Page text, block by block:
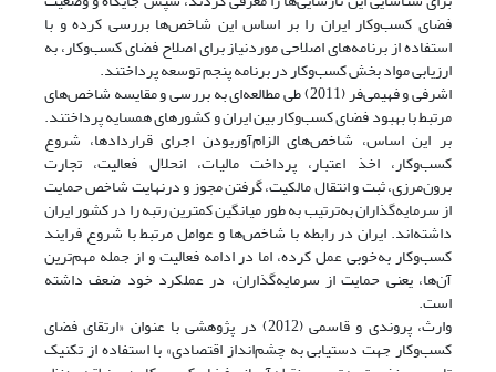
فضای کسب‌وکار ایران را بر اساس این شاخص‌ها بررسی کرده و با
استفاده از برنامه‌های اصلاحی موردنیاز برای اصلاح فضای کسب‌وکار، به
ارزیابی مواد بخش کسب‌وکار در برنامه پنجم توسعه پرداختند.
اشرفی و فهیمی‌فر (2011) طی مطالعه‌ای به بررسی و مقایسه شاخص‌های
مرتبط با بهبود فضای کسب‌وکار بین ایران و کشورهای همسایه پرداختند.
بر این اساس، شاخص‌های الزام‌آوربودن اجرای قراردادها، شروع
کسب‌وکار، اخذ اعتبار، پرداخت مالیات، انحلال فعالیت، تجارت
برون‌مرزی، ثبت و انتقال مالکیت، گرفتن مجوز و درنهایت شاخص حمایت
از سرمایه‌گذاران به‌ترتیب به طور میانگین کمترین رتبه را در کشور ایران
داشته‌اند. ایران در رابطه با شاخص‌ها و عوامل مرتبط با شروع فرایند
کسب‌وکار به‌خوبی عمل کرده، اما در ادامه فعالیت و از جمله مهم‌ترین
آن‌ها، یعنی حمایت از سرمایه‌گذاران، در عملکرد خود ضعف داشته
است.
وارث، پروندی و قاسمی (2012) در پژوهشی با عنوان «ارتقای فضای
کسب‌وکار جهت دستیابی به چشم‌انداز اقتصادی» با استفاده از تکنیک